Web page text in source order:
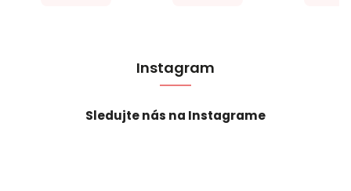
Instagram
Sledujte nás na Instagrame